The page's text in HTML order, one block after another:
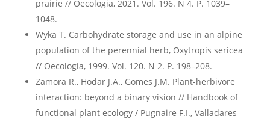
prairie // Oecologia, 2021. Vol. 196. N 4. P. 1039–
1048.
Wyka T. Carbohydrate storage and use in an alpine
population of the perennial herb, Oxytropis sericea
// Oecologia, 1999. Vol. 120. N 2. P. 198–208.
Zamora R., Hodar J.A., Gomes J.M. Plant-herbivore
interaction: beyond a binary vision // Handbook of
functional plant ecology / Pugnaire F.I., Valladares